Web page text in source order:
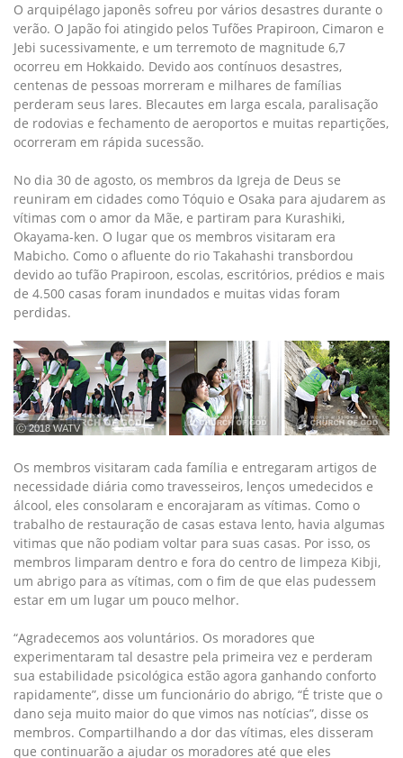
O arquipélago japonês sofreu por vários desastres durante o
verão. O Japão foi atingido pelos Tufões Prapiroon, Cimaron e
Jebi sucessivamente, e um terremoto de magnitude 6,7
ocorreu em Hokkaido. Devido aos contínuos desastres,
centenas de pessoas morreram e milhares de famílias
perderam seus lares. Blecautes em larga escala, paralisação
de rodovias e fechamento de aeroportos e muitas repartições,
ocorreram em rápida sucessão.
No dia 30 de agosto, os membros da Igreja de Deus se
reuniram em cidades como Tóquio e Osaka para ajudarem as
vítimas com o amor da Mãe, e partiram para Kurashiki,
Okayama-ken. O lugar que os membros visitaram era
Mabicho. Como o afluente do rio Takahashi transbordou
devido ao tufão Prapiroon, escolas, escritórios, prédios e mais
de 4.500 casas foram inundados e muitas vidas foram
perdidas.
ⓒ 2018 WATV
Os membros visitaram cada família e entregaram artigos de
necessidade diária como travesseiros, lenços umedecidos e
álcool, eles consolaram e encorajaram as vítimas. Como o
trabalho de restauração de casas estava lento, havia algumas
vitimas que não podiam voltar para suas casas. Por isso, os
membros limparam dentro e fora do centro de limpeza Kibji,
um abrigo para as vítimas, com o fim de que elas pudessem
estar em um lugar um pouco melhor.
“Agradecemos aos voluntários. Os moradores que
experimentaram tal desastre pela primeira vez e perderam
sua estabilidade psicológica estão agora ganhando conforto
rapidamente”, disse um funcionário do abrigo, “É triste que o
dano seja muito maior do que vimos nas notícias”, disse os
membros. Compartilhando a dor das vítimas, eles disseram
que continuarão a ajudar os moradores até que eles